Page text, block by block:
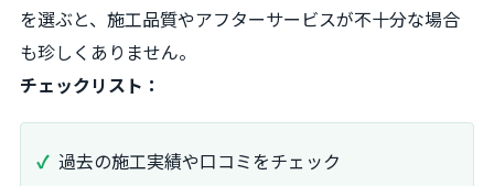
を選ぶと、施工品質やアフターサービスが不十分な場合
も珍しくありません。
チェックリスト：
過去の施工実績や口コミをチェック